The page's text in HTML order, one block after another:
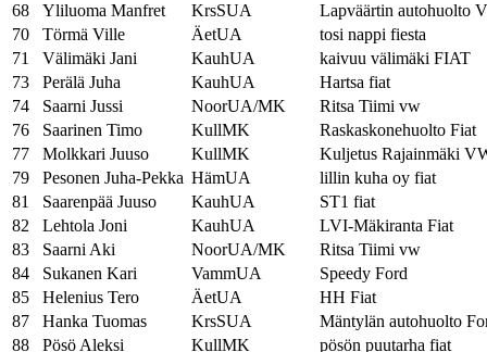
68
Yliluoma Manfret KrsSUA
Lapväärtin autohuolto
70
Törmä Ville ÄetUA
tosi nappi fiesta
71
Välimäki Jani KauhUA
kaivuu välimäki FIAT
73
Perälä Juha KauhUA
Hartsa fiat
74
Saarni Jussi NoorUA/MK
Ritsa Tiimi vw
76
Saarinen Timo KullMK
Raskaskonehuolto Fiat
77
Molkkari Juuso KullMK
Kuljetus Rajainmäki
79
Pesonen Juha-Pekka HämUA
lillin kuha oy fiat
81
Saarenpää Juuso KauhUA
ST1 fiat
82
Lehtola Joni KauhUA
LVI-Mäkiranta Fiat
83
Saarni Aki NoorUA/MK
Ritsa Tiimi vw
84
Sukanen Kari VammUA
Speedy Ford
85
Helenius Tero ÄetUA
HH Fiat
87
Hanka Tuomas KrsSUA
Mäntylän autohuolto
88
Pösö Aleksi KullMK pösön puutarha fiat